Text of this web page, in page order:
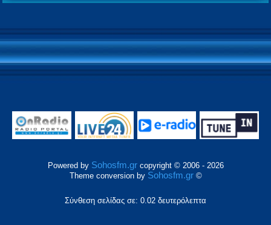
Powered by Sohosfm.grcopyright © 2006 - 2026
Theme conversion by Sohosfm.gr©
Σύνθεση σελίδας σε: 0.02 δευτερόλεπτα